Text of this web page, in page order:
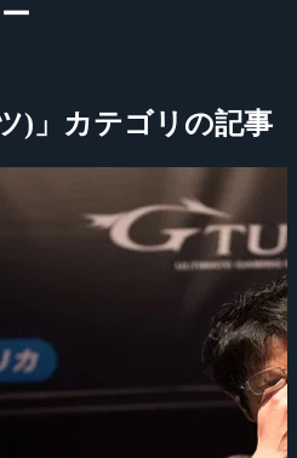
)」カテゴリの記事